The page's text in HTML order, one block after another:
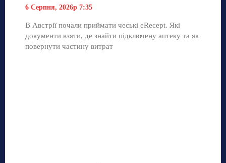
6 Серпня, 2026р 7:35
В Австрії почали приймати чеські eRecept. Які
документи взяти, де знайти підключену аптеку та як
повернути частину витрат